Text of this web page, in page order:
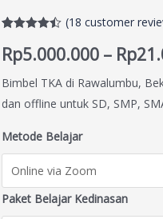
out of 5
based on
ratings
(18 customer
Rp5.000.000 – Rp
Bimbel TKA di Rawalumbu,
dan offline untuk SD, SMP,
Metode Belajar
Paket Belajar Kedinasan